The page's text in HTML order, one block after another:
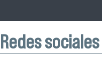
Redes sociales